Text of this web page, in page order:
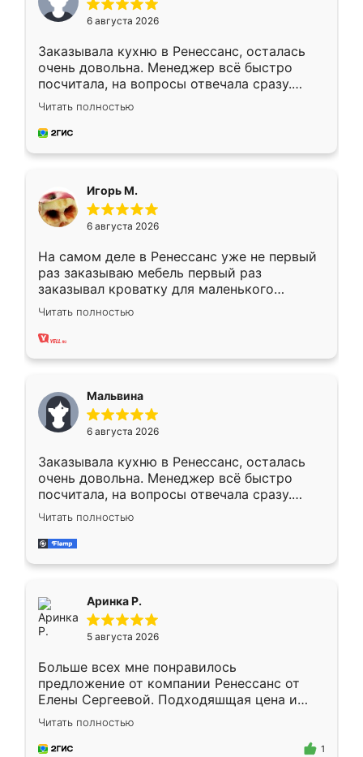
6 августа 2026
Заказывала кухню в Ренессанс, осталась
очень довольна. Менеджер всё быстро
посчитала, на вопросы отвечала сразу.
Замерщик приехал в субботу, подошёл к
делу со всей ответственностью. Собрали
за день, ребята работали аккуратно, даже
Читать полностью
Игорь М.
6 августа 2026
На самом деле в Ренессанс уже не первый
раз заказываю мебель первый раз
заказывал кроватку для маленького
ребёнка при его рождении ,во второй раз
заказал шкаф-купе. По качеству очень
хорошее сборка достаточно быстрая,
меньше, здесь же он более разнообразный.
Мне нравится ,если что-то потребуется из
мебели буду заказывать только здесь.
Читать полностью
Мальвина
6 августа 2026
Заказывала кухню в Ренессанс, осталась
очень довольна. Менеджер всё быстро
посчитала, на вопросы отвечала сразу.
Замерщик приехал в субботу, подошёл к
делу со всей ответственностью. Собрали
за день, ребята работали аккуратно, даже
Читать полностью
Аринка Р.
5 августа 2026
Больше всех мне понравилось
предложение от компании Ренессанс от
Елены Сергеевой. Подходяшщая цена и
короткие сроки изготовления. Приехавший
для замера сотрудник Владислав
предложил по моему эскизу самый
Читать полностью
1